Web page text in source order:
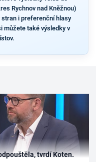
Rychnov nad Kněžnou)
stran i preferenční hlasy
můžete také výsledky v
tvrdí Koten.